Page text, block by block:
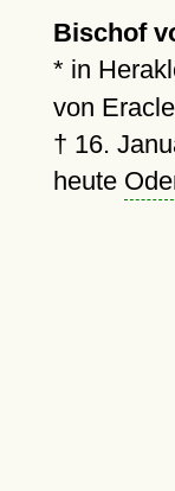
Bischof
* in
von
† 16.
heute